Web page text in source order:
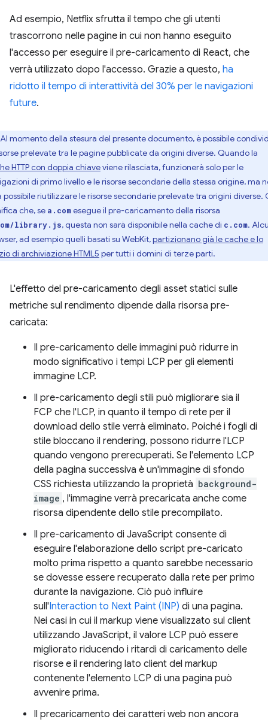
Ad esempio, Netflix sfrutta il tempo che gli utenti
trascorrono nelle pagine in cui non hanno eseguito
l'accesso per eseguire il pre-caricamento di React, che
verrà utilizzato dopo l'accesso. Grazie a questo, ha
ridotto il tempo di interattività del 30% per le navigazioni
future.
Al momento della stesura del presente documento, è possibile
prelevate tra le pagine pubblicate da origini diverse. Quando la
HTTP con doppia chiaveviene rilasciata, funzionerà solo per le
di primo livello e le risorse secondarie della stessa origine, ma
possibile riutilizzare le risorse secondarie prelevate tra origini diverse.
che, se a.comesegue il pre-caricamento della risorsa
library.js, questa non sarà disponibile nella cache di c.com.
ad esempio quelli basati su WebKit,partizionano già le cache e lo
di archiviazione HTML5 per tutti i domini di terze parti.
L'effetto del pre-caricamento degli asset statici sulle
metriche sul rendimento dipende dalla risorsa pre-
caricata:
Il pre-caricamento delle immagini può ridurre in
modo significativo i tempi LCP per gli elementi
immagine LCP.
Il pre-caricamento degli stili può migliorare sia il
FCP che l'LCP, in quanto il tempo di rete per il
download dello stile verrà eliminato. Poiché i fogli di
stile bloccano il rendering, possono ridurre l'LCP
quando vengono prerecuperati. Se l'elemento LCP
della pagina successiva è un'immagine di sfondo
CSS richiesta utilizzando la proprietà background-
image , l'immagine verrà precaricata anche come
risorsa dipendente dello stile precompilato.
Il pre-caricamento di JavaScript consente di
eseguire l'elaborazione dello script pre-caricato
molto prima rispetto a quanto sarebbe necessario
se dovesse essere recuperato dalla rete per primo
durante la navigazione. Ciò può influire
sull'Interaction to Next Paint (INP) di una pagina.
Nei casi in cui il markup viene visualizzato sul client
utilizzando JavaScript, il valore LCP può essere
migliorato riducendo i ritardi di caricamento delle
risorse e il rendering lato client del markup
contenente l'elemento LCP di una pagina può
avvenire prima.
Il precaricamento dei caratteri web non ancora